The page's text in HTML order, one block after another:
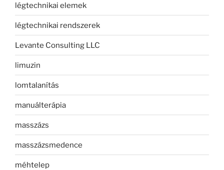
légtechnikai elemek
légtechnikai rendszerek
Levante Consulting LLC
limuzin
lomtalanítás
manuálterápia
masszázs
masszázsmedence
méhtelep